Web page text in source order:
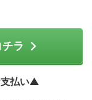
ラ
払い▲